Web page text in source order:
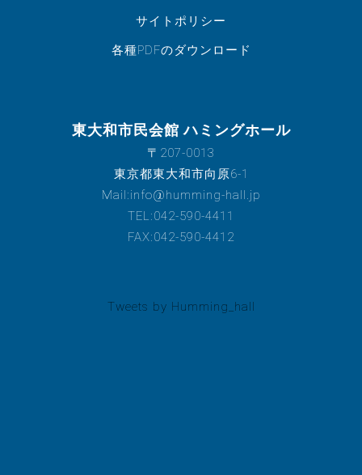
サイトポリシー
各種PDFのダウンロード
東大和市民会館 ハミングホール
〒207-0013
東京都東大和市向原6-1
Mail:info@humming-hall.jp
TEL:042-590-4411
FAX:042-590-4412
Tweets by Humming_hall